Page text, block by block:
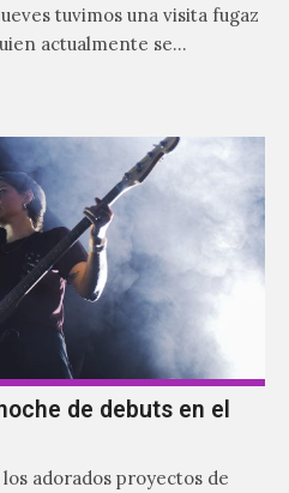
tuvimos una visita fugaz
actualmente se
de debuts en el
adorados proyectos de